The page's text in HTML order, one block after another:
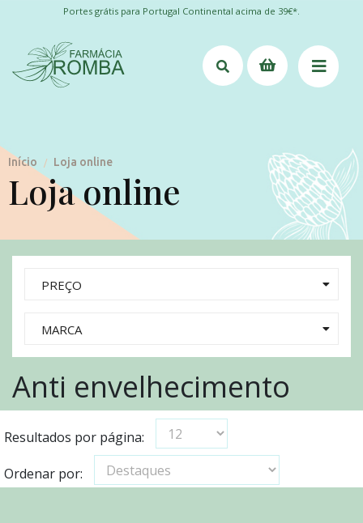
Portes grátis para Portugal Continental acima de 39€*.
Início / Loja online
Loja online
PREÇO
MARCA
Anti envelhecimento
Resultados por página:
Ordenar por: